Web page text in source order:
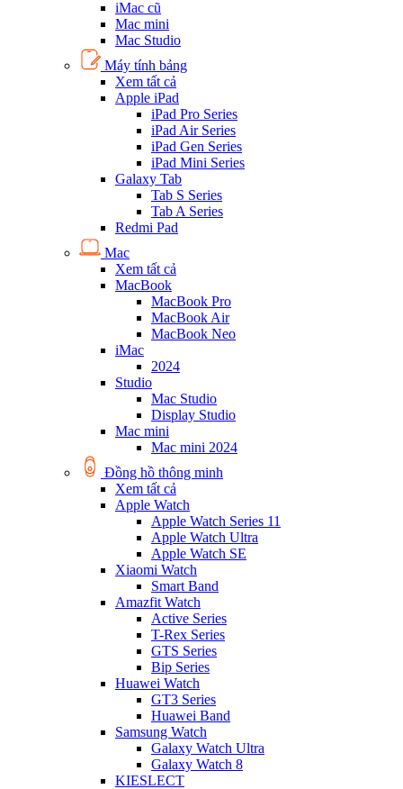
iMac cũ
Mac mini
Mac Studio
Máy tính bảng
Xem tất cả
Apple iPad
iPad Pro Series
iPad Air Series
iPad Gen Series
iPad Mini Series
Galaxy Tab
Tab S Series
Tab A Series
Redmi Pad
Mac
Xem tất cả
MacBook
MacBook Pro
MacBook Air
MacBook Neo
iMac
2024
Studio
Mac Studio
Display Studio
Mac mini
Mac mini 2024
Đồng hồ thông minh
Xem tất cả
Apple Watch
Apple Watch Series 11
Apple Watch Ultra
Apple Watch SE
Xiaomi Watch
Smart Band
Amazfit Watch
Active Series
T-Rex Series
GTS Series
Bip Series
Huawei Watch
GT3 Series
Huawei Band
Samsung Watch
Galaxy Watch Ultra
Galaxy Watch 8
KIESLECT